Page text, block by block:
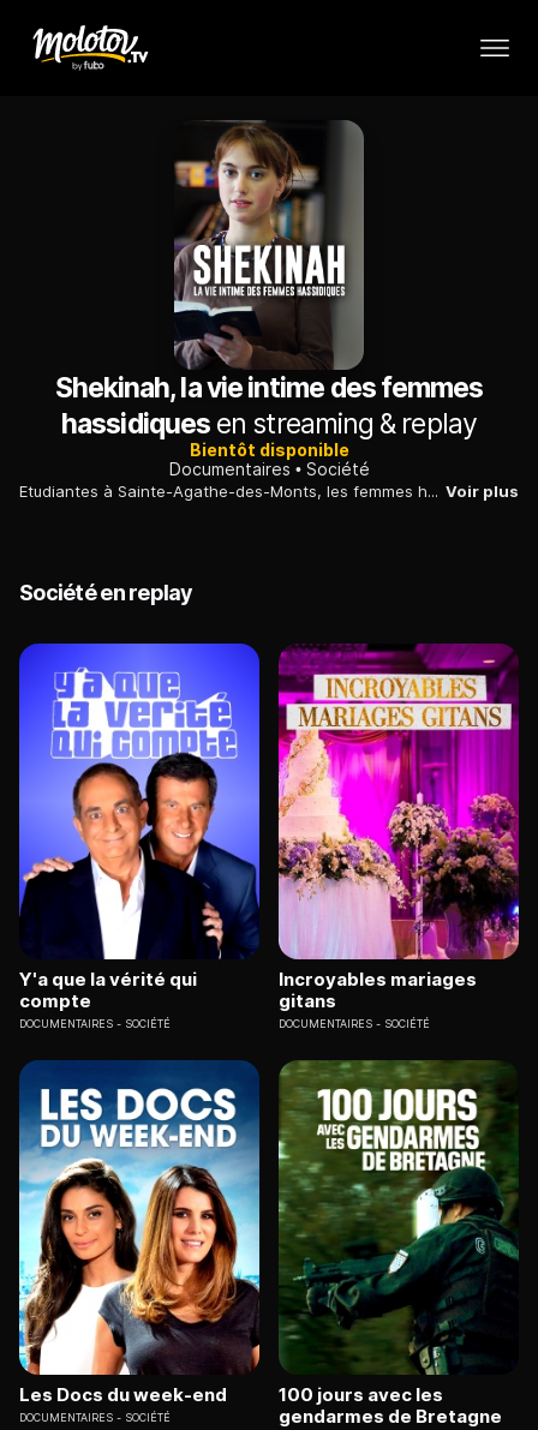
Shekinah, la vie intime des femmes
hassidiques en streaming & replay
Bientôt disponible
Documentaires
Société
Etudiantes à Sainte-Agathe-des-Monts, les femmes hassidiques, du mouvement Chabad Loubavitch, semblent avoir un mode de vie du 18e siècle dans le Québec du 21e. Voir plus
Société en replay
Y'a que la vérité qui
compte
DOCUMENTAIRES SOCIÉTÉ
Incroyables mariages
gitans
DOCUMENTAIRES SOCIÉTÉ
Les Docs du week-end
DOCUMENTAIRES SOCIÉTÉ
100 jours avec les
gendarmes de Bretagne